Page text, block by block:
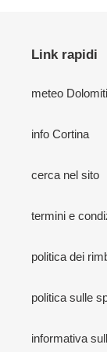
Link rapidi
meteo Dolomiti
info Cortina
cerca nel sito
termini e
politica dei
politica sulle
informativa